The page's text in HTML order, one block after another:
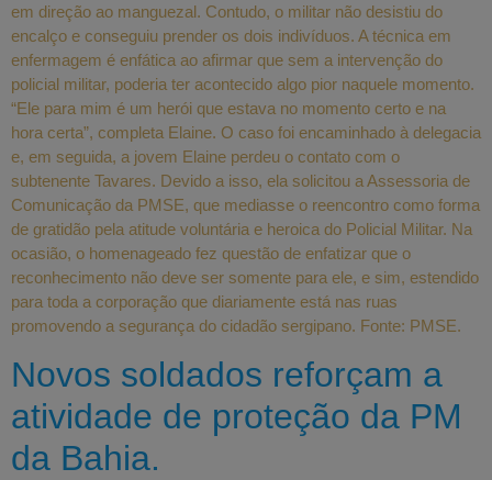
em direção ao manguezal. Contudo, o militar não desistiu do
encalço e conseguiu prender os dois indivíduos. A técnica em
enfermagem é enfática ao afirmar que sem a intervenção do
policial militar, poderia ter acontecido algo pior naquele momento.
“Ele para mim é um herói que estava no momento certo e na
hora certa”, completa Elaine. O caso foi encaminhado à delegacia
e, em seguida, a jovem Elaine perdeu o contato com o
subtenente Tavares. Devido a isso, ela solicitou a Assessoria de
Comunicação da PMSE, que mediasse o reencontro como forma
de gratidão pela atitude voluntária e heroica do Policial Militar. Na
ocasião, o homenageado fez questão de enfatizar que o
reconhecimento não deve ser somente para ele, e sim, estendido
para toda a corporação que diariamente está nas ruas
promovendo a segurança do cidadão sergipano. Fonte: PMSE.
Novos soldados reforçam a
atividade de proteção da PM
da Bahia.